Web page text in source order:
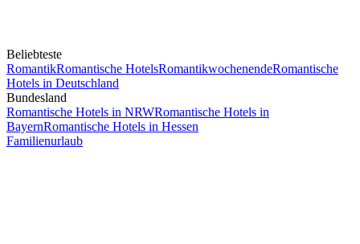
Beliebteste
RomantikRomantische HotelsRomantikwochenendeRomantische
Hotels in Deutschland
Bundesland
Romantische Hotels in NRWRomantische Hotels in
BayernRomantische Hotels in Hessen
Familienurlaub